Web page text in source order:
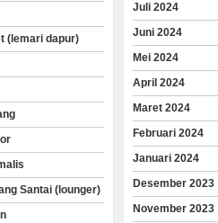
(lemari dapur)
Santai (lounger)
Juli 2024
Juni 2024
Mei 2024
April 2024
Maret 2024
Februari 2024
Januari 2024
Desember 2023
November 2023